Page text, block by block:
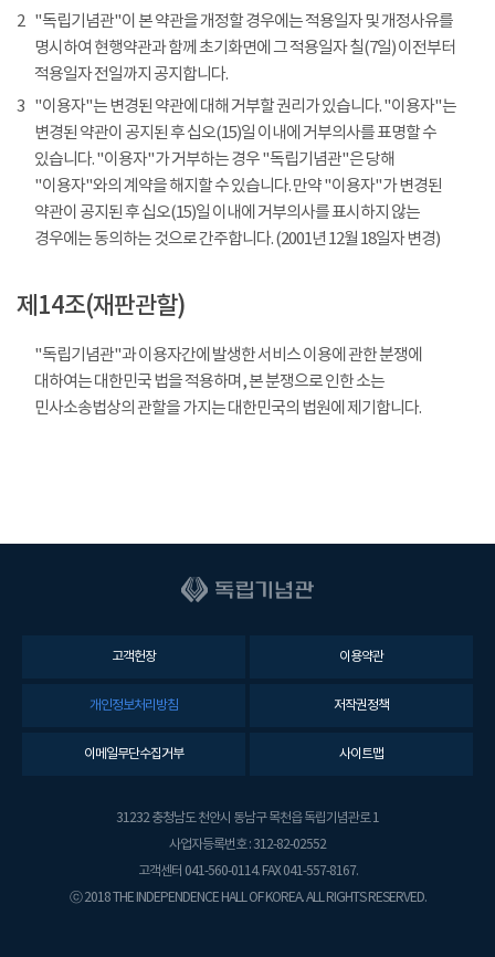
2 "독립기념관"이 본 약관을 개정할 경우에는 적용일자 및 개정사유를
명시하여 현행약관과 함께 초기화면에 그 적용일자 칠(7일) 이전부터
적용일자 전일까지 공지합니다.
3 "이용자"는 변경된 약관에 대해 거부할 권리가 있습니다. "이용자"는
변경된 약관이 공지된 후 십오(15)일 이내에 거부의사를 표명할 수
있습니다. "이용자"가 거부하는 경우 "독립기념관"은 당해
"이용자"와의 계약을 해지할 수 있습니다. 만약 "이용자"가 변경된
약관이 공지된 후 십오(15)일 이내에 거부의사를 표시하지 않는
경우에는 동의하는 것으로 간주합니다. (2001년 12월 18일자 변경)
제14조(재판관할)
"독립기념관"과 이용자간에 발생한 서비스 이용에 관한 분쟁에
대하여는 대한민국 법을 적용하며, 본 분쟁으로 인한 소는
민사소송법상의 관할을 가지는 대한민국의 법원에 제기합니다.
고객헌장 이용약관
개인정보처리방침 저작권정책
이메일무단수집거부 사이트맵
31232 충청남도 천안시 동남구 목천읍 독립기념관로 1
사업자등록번호 : 312-82-02552
고객센터 041-560-0114. FAX 041-557-8167.
ⓒ 2018 THE INDEPENDENCE HALL OF KOREA. ALL RIGHTS RESERVED.